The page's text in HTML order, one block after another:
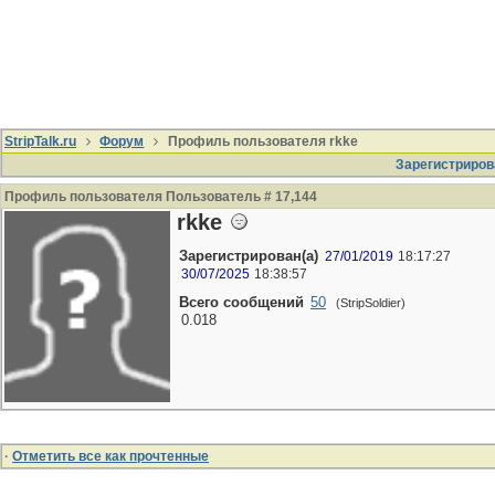
StripTalk.ru Форум
Профиль пользователя rkke
Профиль пользователя Пользователь # 17,144
rkke
Зарегистрирован(а) 27/01/2019 18:17:27
30/07/2025 18:38:57
Всего сообщений 50 (StripSoldier)
0.018
· Отметить все как прочтенные